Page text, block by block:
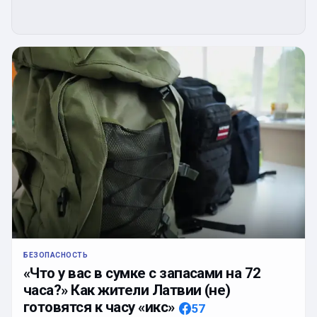
БЕЗОПАСНОСТЬ
«Что у вас в сумке с запасами на 72
часа?» Как жители Латвии (не)
готовятся к часу «икс»
57